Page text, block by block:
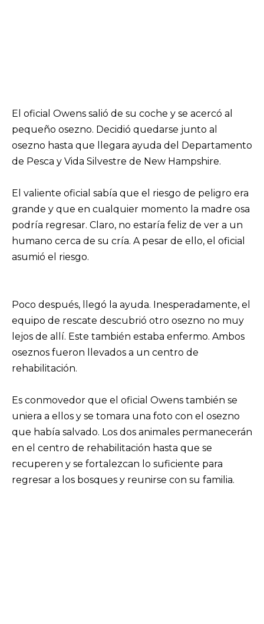
El oficial Owens salió de su coche y se acercó al
pequeño osezno. Decidió quedarse junto al
osezno hasta que llegara ayuda del Departamento
de Pesca y Vida Silvestre de New Hampshire.
El valiente oficial sabía que el riesgo de peligro era
grande y que en cualquier momento la madre osa
podría regresar. Claro, no estaría feliz de ver a un
humano cerca de su cría. A pesar de ello, el oficial
asumió el riesgo.
Poco después, llegó la ayuda. Inesperadamente, el
equipo de rescate descubrió otro osezno no muy
lejos de allí. Este también estaba enfermo. Ambos
oseznos fueron llevados a un centro de
rehabilitación.
Es conmovedor que el oficial Owens también se
uniera a ellos y se tomara una foto con el osezno
que había salvado. Los dos animales permanecerán
en el centro de rehabilitación hasta que se
recuperen y se fortalezcan lo suficiente para
regresar a los bosques y reunirse con su familia.